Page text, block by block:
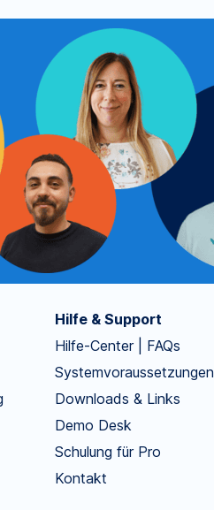
Hilfe & Support
Hilfe-Center | FAQs
Systemvoraussetzungen
Downloads & Links
Demo Desk
Schulung für Pro
Kontakt